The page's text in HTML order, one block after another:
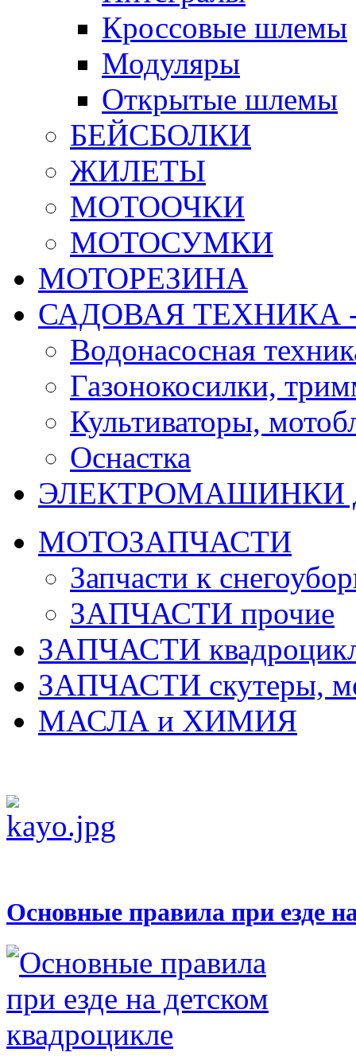
Кроссовые шлемы
Модуляры
Открытые шлемы
БЕЙСБОЛКИ
ЖИЛЕТЫ
МОТООЧКИ
МОТОСУМКИ
МОТОРЕЗИНА
САДОВАЯ ТЕХНИКА
Водонасосная
Газонокосилки,
Культиваторы,
Оснастка
ЭЛЕКТРОМАШИНКИ
МОТОЗАПЧАСТИ
Запчасти к
ЗАПЧАСТИ прочие
ЗАПЧАСТИ
ЗАПЧАСТИ скутеры,
МАСЛА и ХИМИЯ
Основные правила при езде